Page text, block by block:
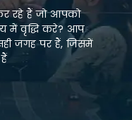
रहे हैं जो आपको
में वृद्धि करे? आप
जगह पर हैं, जिसमें